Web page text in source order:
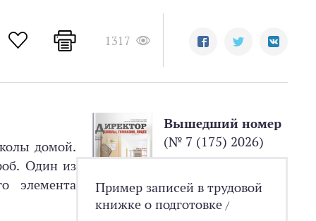
1317
домой.
Один из
элемента
Вышедший номер
(№ 7 (175) 2026)
Пример записей в трудовой
книжке о подготовке /